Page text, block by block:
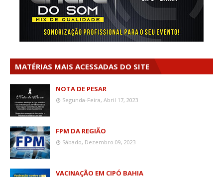
MATÉRIAS MAIS ACESSADAS DO SITE
NOTA DE PESAR
Segunda-Feira, Abril 17, 2023
FPM DA REGIÃO
Sábado, Dezembro 09, 2023
VACINAÇÃO EM CIPÓ BAHIA